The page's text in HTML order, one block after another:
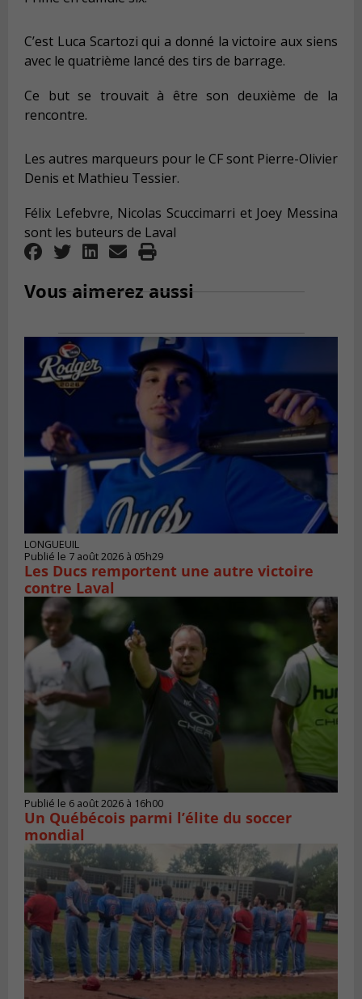
C’est Luca Scartozi qui a donné la victoire aux siens
avec le quatrième lancé des tirs de barrage.
Ce but se trouvait à être son deuxième de la
rencontre.
Les autres marqueurs pour le CF sont Pierre-Olivier
Denis et Mathieu Tessier.
Félix Lefebvre, Nicolas Scuccimarri et Joey Messina
sont les buteurs de Laval
Vous aimerez aussi
LONGUEUIL
Publié le 7 août 2026 à 05h29
Les Ducs remportent une autre victoire
contre Laval
Publié le 6 août 2026 à 16h00
Un Québécois parmi l’élite du soccer
mondial